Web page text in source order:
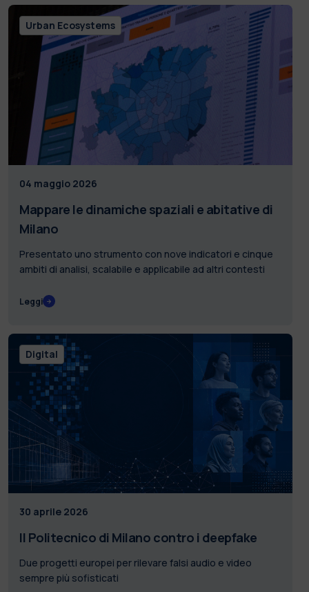
Urban Ecosystems
04 maggio 2026
Mappare le dinamiche spaziali e abitative di
Milano
Presentato uno strumento con nove indicatori e cinque
ambiti di analisi, scalabile e applicabile ad altri contesti
Leggi
Digital
30 aprile 2026
Il Politecnico di Milano contro i deepfake
Due progetti europei per rilevare falsi audio e video
sempre più sofisticati